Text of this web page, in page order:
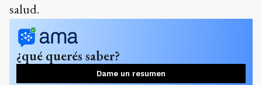
salud.
¿qué querés saber?
Dame un resumen